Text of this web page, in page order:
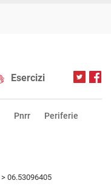
Esercizi
Pnrr Periferie
> 06.53096405